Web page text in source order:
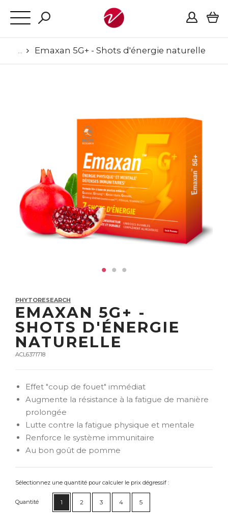
Emaxan 5G+ - Shots d'énergie naturelle
PHYTORESEARCH
EMAXAN 5G+ -
SHOTS D'ÉNERGIE
NATURELLE
ACL6371718
Effet "coup de fouet" immédiat
Augmente la résistance à la fatigue de manière
prolongée
Lutte contre la fatigue physique et mentale
Renforce le système immunitaire
Au bon goût de pomme
Sélectionnez une quantité pour calculer le prix dégressif :
Quantité 1 2 3 4 5